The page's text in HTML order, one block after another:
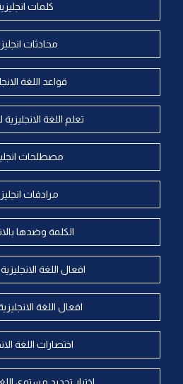
كلمات
محادثات
قواعد اللغة
تعلم اللغة الانجليزية
مصطلحات
مرادفات
الكلمة وضدها
افعال اللغة
افعال اللغة
اختصارات اللغة